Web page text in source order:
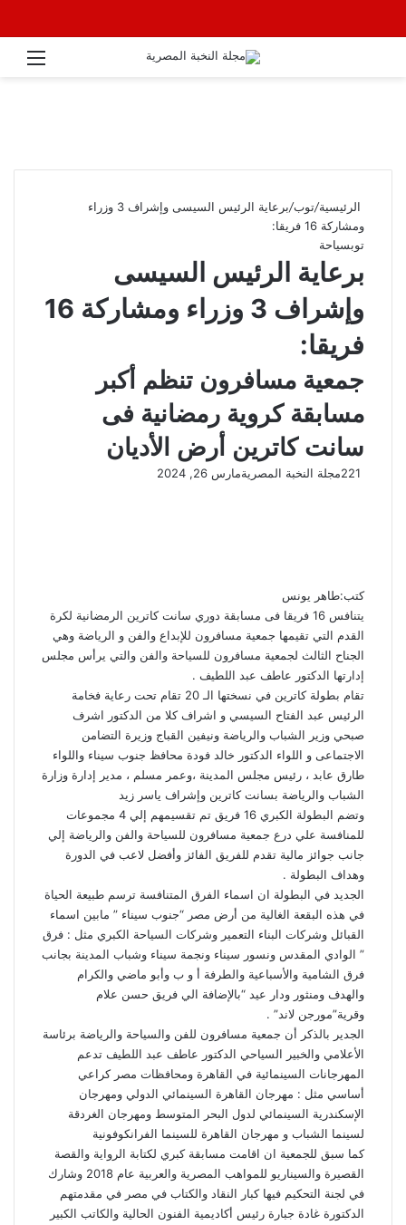
الرئيسية/توب/
برعاية الرئيس السيسى وإشراف 3 وزراء
ومشاركة 16 فريقا:
توبسياحة
برعاية الرئيس السيسى
وإشراف 3 وزراء ومشاركة 16
فريقا:
جمعية مسافرون تنظم أكبر
مسابقة كروية رمضانية فى
سانت كاترين أرض الأديان
مجلة النخبة المصريةمارس 26, 2024
كتب:طاهر يونس
يتنافس 16 فريقا فى مسابقة دوري سانت كاترين الرمضانية لكرة
القدم التي تقيمها جمعية مسافرون للإبداع والفن و الرياضة وهي
الجناح الثالث لجمعية مسافرون للسياحة والفن والتي يرأس مجلس
إدارتها الدكتور عاطف عبد اللطيف .
تقام بطولة كاترين في نسختها الـ 20 تقام تحت رعاية فخامة
الرئيس عبد الفتاح السيسي و اشراف كلا من الدكتور اشرف
صبحي وزير الشباب والرياضة ونيفين القباج وزيرة التضامن
الاجتماعى و اللواء الدكتور خالد فودة محافظ جنوب سيناء واللواء
طارق عابد ، رئيس مجلس المدينة ،وعمر مسلم ، مدير إدارة وزارة
الشباب والرياضة بسانت كاترين وإشراف ياسر زيد
وتضم البطولة الكبري 16 فريق تم تقسيمهم إلي 4 مجموعات
للمنافسة علي درع جمعية مسافرون للسياحة والفن والرياضة إلي
جانب جوائز مالية تقدم للفريق الفائز وأفضل لاعب في الدورة
وهداف البطولة .
الجديد في البطولة ان اسماء الفرق المتنافسة ترسم طبيعة الحياة
في هذه البقعة الغالية من أرض مصر “جنوب سيناء ” مابين اسماء
القبائل وشركات البناء التعمير وشركات السياحة الكبري مثل : فرق
” الوادي المقدس ونسور سيناء ونجمة سيناء وشباب المدينة بجانب
فرق الشامية والأسباعية والطرفة أ و ب وأبو ماضي والكرام
والهدف ومنثور ودار عيد “بالإضافة الي فريق حسن علام
وقرية”مورجن لاند” .
الجدير بالذكر أن جمعية مسافرون للفن والسياحة والرياضة برئاسة
الأعلامي والخبير السياحي الدكتور عاطف عبد اللطيف تدعم
المهرجانات السينمائية في القاهرة ومحافظات مصر كراعي
أساسي مثل : مهرجان القاهرة السينمائي الدولي ومهرجان
الإسكندرية السينمائي لدول البحر المتوسط ومهرجان الغردقة
لسينما الشباب و مهرجان القاهرة للسينما الفرانكوفونية
كما سبق للجمعية ان اقامت مسابقة كبري لكتابة الرواية والقصة
القصيرة والسيناريو للمواهب المصرية والعربية عام 2018 وشارك
في لجنة التحكيم فيها كبار النقاد والكتاب في مصر في مقدمتهم
الدكتورة غادة جبارة رئيس أكاديمية الفنون الحالية والكاتب الكبير